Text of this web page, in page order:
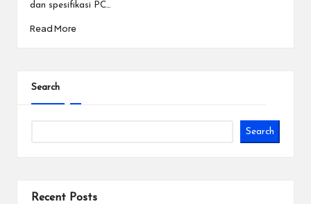
ai
dan spesifikasi PC…
Read More
Search
Search
Recent Posts